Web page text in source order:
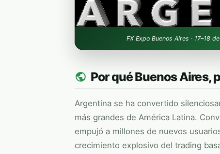
FX Expo Buenos Aires · 17–18
Por qué Buenos Aires,
Argentina se ha convertido
más grandes de América Latina.
empujó a millones de nuevos
crecimiento explosivo del trading